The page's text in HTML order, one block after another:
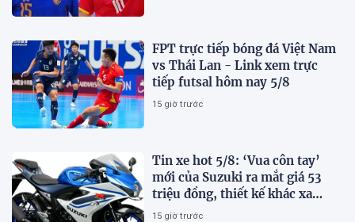
FPT trực tiếp bóng đá Việt Nam
vs Thái Lan - Link xem trực
tiếp futsal hôm nay 5/8
15 giờ trước
Tin xe hot 5/8: ‘Vua côn tay’
mới của Suzuki ra mắt giá 53
triệu đồng, thiết kế khác xa
Honda Winner R và Yamaha
15 giờ trước